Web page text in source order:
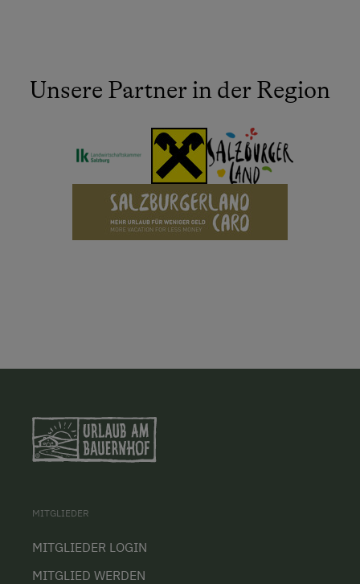
Unsere Partner in der Region
MITGLIEDER
MITGLIEDER LOGIN
MITGLIED WERDEN